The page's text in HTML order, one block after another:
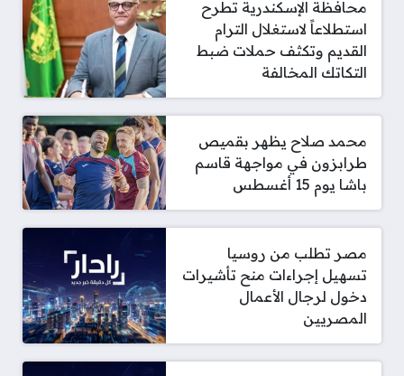
محافظة الإسكندرية تطرح
استطلاعاً لاستغلال الترام
القديم وتكثف حملات ضبط
التكاتك المخالفة
محمد صلاح يظهر بقميص
طرابزون في مواجهة قاسم
باشا يوم 15 أغسطس
مصر تطلب من روسيا
تسهيل إجراءات منح تأشيرات
دخول لرجال الأعمال
المصريين